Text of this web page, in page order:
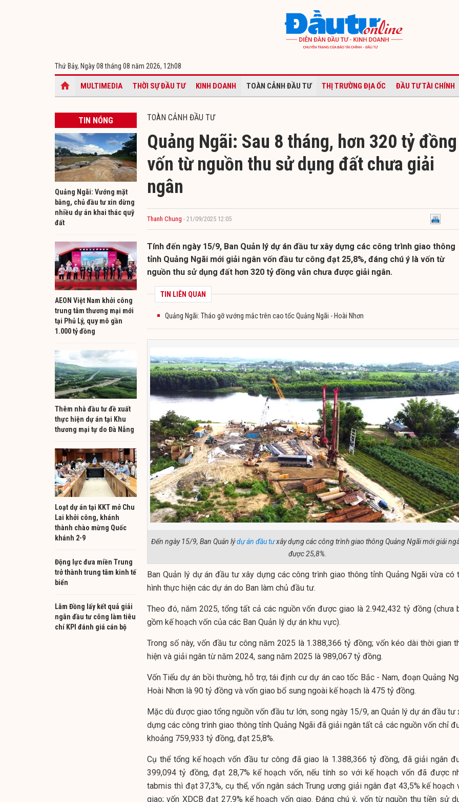
Thứ Bảy, Ngày 08 tháng 08 năm 2026, 12h08
MULTIMEDIA THỜI SỰ ĐẦU TƯ KINH DOANH TOÀN CẢNH ĐẦU TƯ THỊ TRƯỜNG ĐỊA ỐC ĐẦU TƯ TÀI CHÍNH
TIN NÓNG
Quảng Ngãi: Vướng mặt
bằng, chủ đầu tư xin dừng
nhiều dự án khai thác quỹ
đất
AEON Việt Nam khởi công
trung tâm thương mại mới
tại Phủ Lý, quy mô gần
1.000 tỷ đồng
Thêm nhà đầu tư đề xuất
thực hiện dự án tại Khu
thương mại tự do Đà Nẵng
Loạt dự án tại KKT mở Chu
Lai khởi công, khánh
thành chào mừng Quốc
khánh 2-9
Động lực đưa miền Trung
trở thành trung tâm kinh tế
biển
Lâm Đồng lấy kết quả giải
ngân đầu tư công làm tiêu
chí KPI đánh giá cán bộ
TOÀN CẢNH ĐẦU TƯ
Quảng Ngãi: Sau 8 tháng, hơn 320 tỷ đồng
vốn từ nguồn thu sử dụng đất chưa giải
ngân
Thanh Chung - 21/09/2025 12:05
Tính đến ngày 15/9, Ban Quản lý dự án đầu tư xây dựng các công trình giao thông
tỉnh Quảng Ngãi mới giải ngân vốn đầu tư công đạt 25,8%, đáng chú ý là vốn từ
nguồn thu sử dụng đất hơn 320 tỷ đồng vẫn chưa được giải ngân.
TIN LIÊN QUAN
Quảng Ngãi: Tháo gỡ vướng mắc trên cao tốc Quảng Ngãi - Hoài Nhơn
Đến ngày 15/9, Ban Quản lýdự án đầu tưxây dựng các công trình giao thông Quảng Ngãi mới giải
được 25,8%.
Ban Quản lý dự án đầu tư xây dựng các công trình giao thông tỉnh Quảng Ngãi vừa có
hình thực hiện các dự án do Ban làm chủ đầu tư.
Theo đó, năm 2025, tổng tất cả các nguồn vốn được giao là 2.942,432 tỷ đồng (chưa
gồm kế hoạch vốn của các Ban Quản lý dự án khu vực).
Trong số này, vốn đầu tư công năm 2025 là 1.388,366 tỷ đồng; vốn kéo dài thời gian
hiện và giải ngân từ năm 2024, sang năm 2025 là 989,067 tỷ đồng.
Vốn Tiểu dự án bồi thường, hỗ trợ, tái định cư dự án cao tốc Bắc - Nam, đoạn Quảng
Hoài Nhơn là 90 tỷ đồng và vốn giao bổ sung ngoài kế hoạch là 475 tỷ đồng.
Mặc dù được giao tổng nguồn vốn đầu tư lớn, song ngày 15/9, an Quản lý dự án đầu tư
dựng các công trình giao thông tỉnh Quảng Ngãiđã giải ngân tất cả các nguồn vốn chỉ
khoảng 759,933 tỷ đồng, đạt 25,8%.
Cụ thể tổng kế hoạch vốn đầu tư công đã giao là 1.388,366 tỷ đồng, đã giải ngân
399,094 tỷ đồng, đạt 28,7% kế hoạch vốn, nếu tính so với kế hoạch vốn đã được
tabmis thì đạt 37,3%, cụ thể, vốn ngân sách Trung ương giải ngân đạt 43,5% kế hoạch
giao; vốn XDCB đạt 27,9% kế hoạch vốn giao. Đáng chú ý, vốn từ nguồn thu tiền sử